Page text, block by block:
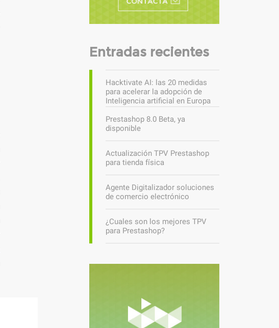
Entradas recientes
Hacktivate AI: las 20 medidas
para acelerar la adopción de
Inteligencia artificial en Europa
Prestashop 8.0 Beta, ya
disponible
Actualización TPV Prestashop
para tienda física
Agente Digitalizador soluciones
de comercio electrónico
¿Cuales son los mejores TPV
para Prestashop?